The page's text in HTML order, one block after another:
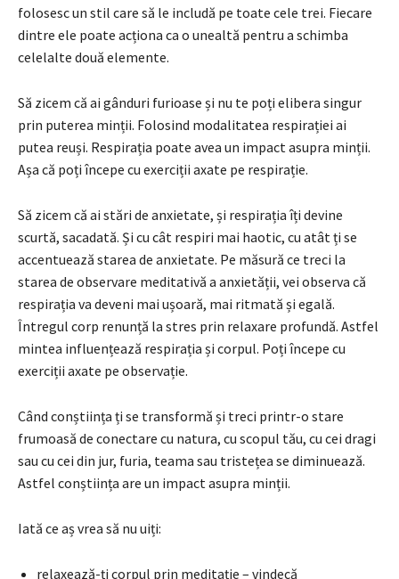
folosesc un stil care să le includă pe toate cele trei. Fiecare
dintre ele poate acționa ca o unealtă pentru a schimba
celelalte două elemente.
Să zicem că ai gânduri furioase și nu te poți elibera singur
prin puterea minții. Folosind modalitatea respirației ai
putea reuși. Respirația poate avea un impact asupra minții.
Așa că poți începe cu exerciții axate pe respirație.
Să zicem că ai stări de anxietate, și respirația îți devine
scurtă, sacadată. Și cu cât respiri mai haotic, cu atât ți se
accentuează starea de anxietate. Pe măsură ce treci la
starea de observare meditativă a anxietății, vei observa că
respirația va deveni mai ușoară, mai ritmată și egală.
Întregul corp renunță la stres prin relaxare profundă. Astfel
mintea influențează respirația și corpul. Poți începe cu
exerciții axate pe observație.
Când conștiința ți se transformă și treci printr-o stare
frumoasă de conectare cu natura, cu scopul tău, cu cei dragi
sau cu cei din jur, furia, teama sau tristețea se diminuează.
Astfel conștiința are un impact asupra minții.
Iată ce aș vrea să nu uiți:
relaxează-ți corpul prin meditație – vindecă